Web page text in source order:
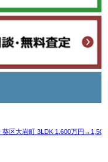
区大岩町 3LDK 1,600万円→1,500